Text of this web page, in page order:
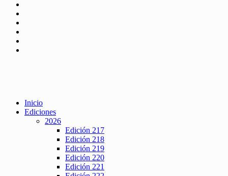
Inicio
Ediciones
2026
Edición 217
Edición 218
Edición 219
Edición 220
Edición 221